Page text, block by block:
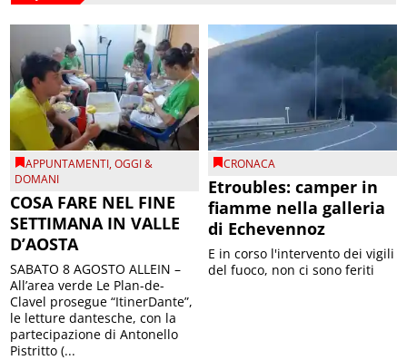
APPUNTAMENTI,OGGI &
DOMANI
COSA FARE NEL FINE
SETTIMANA IN VALLE
D’AOSTA
SABATO 8 AGOSTO ALLEIN –
All’area verde Le Plan-de-
Clavel prosegue “ItinerDante”,
le letture dantesche, con la
partecipazione di Antonello
Pistritto (...
CRONACA
Etroubles: camper in
fiamme nella galleria
di Echevennoz
E in corso l'intervento dei vigili
del fuoco, non ci sono feriti